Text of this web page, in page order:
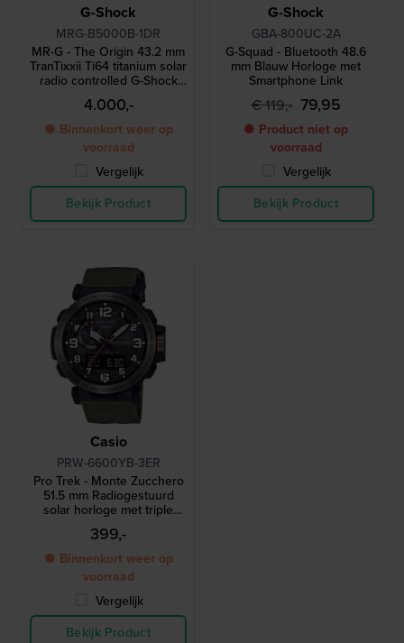
G-Shock
MRG-B5000B-1DR
MR-G - The Origin 43.2 mm
TranTixxii Ti64 titanium solar
radio controlled G-Shock
met Bluetooth
4.000,-
● Binnenkort weer op
voorraad
Vergelijk
Bekijk Product
G-Shock
GBA-800UC-2A
G-Squad - Bluetooth 48.6
mm Blauw Horloge met
Smartphone Link
€ 119,- 79,95
● Product niet op
voorraad
Vergelijk
Bekijk Product
Casio
PRW-6600YB-3ER
Pro Trek - Monte Zucchero
51.5 mm Radiogestuurd
solar horloge met triple
sensor
399,-
● Binnenkort weer op
voorraad
Vergelijk
Bekijk Product